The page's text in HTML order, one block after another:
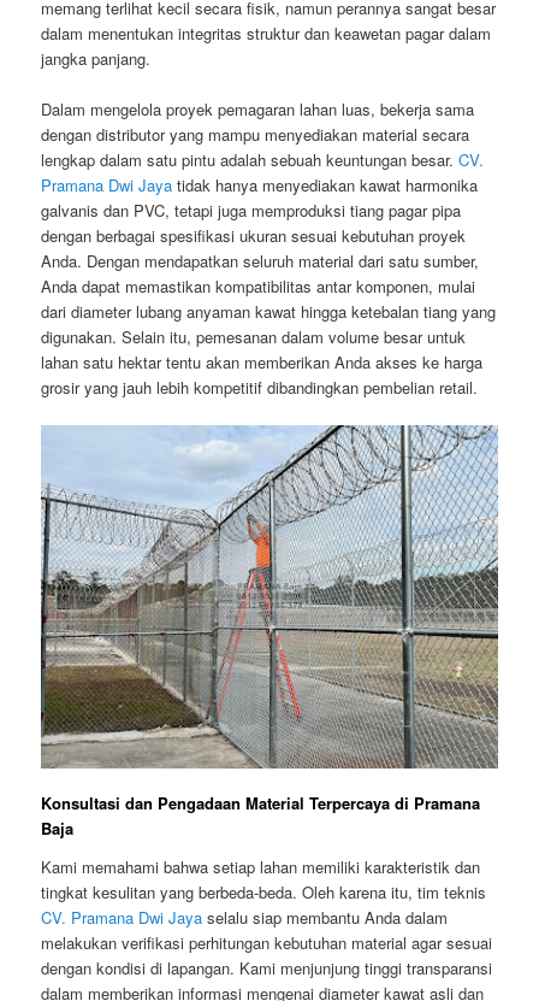
memang terlihat kecil secara fisik, namun perannya sangat besar
dalam menentukan integritas struktur dan keawetan pagar dalam
jangka panjang.
Dalam mengelola proyek pemagaran lahan luas, bekerja sama
dengan distributor yang mampu menyediakan material secara
lengkap dalam satu pintu adalah sebuah keuntungan besar.CV.
Pramana Dwi Jaya tidak hanya menyediakan kawat harmonika
galvanis dan PVC, tetapi juga memproduksi tiang pagar pipa
dengan berbagai spesifikasi ukuran sesuai kebutuhan proyek
Anda. Dengan mendapatkan seluruh material dari satu sumber,
Anda dapat memastikan kompatibilitas antar komponen, mulai
dari diameter lubang anyaman kawat hingga ketebalan tiang yang
digunakan. Selain itu, pemesanan dalam volume besar untuk
lahan satu hektar tentu akan memberikan Anda akses ke harga
grosir yang jauh lebih kompetitif dibandingkan pembelian retail.
Konsultasi dan Pengadaan Material Terpercaya di Pramana
Baja
Kami memahami bahwa setiap lahan memiliki karakteristik dan
tingkat kesulitan yang berbeda-beda. Oleh karena itu, tim teknis
CV. Pramana Dwi Jaya selalu siap membantu Anda dalam
melakukan verifikasi perhitungan kebutuhan material agar sesuai
dengan kondisi di lapangan. Kami menjunjung tinggi transparansi
dalam memberikan informasi mengenai diameter kawat asli dan